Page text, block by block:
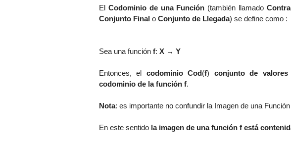
El Codominio de una Función (también llamado
Conjunto Final o Conjunto de Llegada) se define como :
Sea una función f: X → Y
Entonces, el codominio Cod(f) conjunto de
codominio de la función f.
Nota: es importante no confundir la Imagen de una
En este sentido la imagen de una función f está